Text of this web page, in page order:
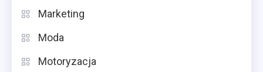
Marketing
Moda
Motoryzacja